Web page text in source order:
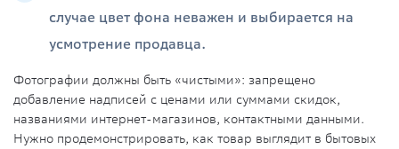
случае цвет фона неважен и выбирается на
усмотрение продавца.
Фотографии должны быть «чистыми»: запрещено
добавление надписей с ценами или суммами скидок,
названиями интернет-магазинов, контактными данными.
Нужно продемонстрировать, как товар выглядит в бытовых